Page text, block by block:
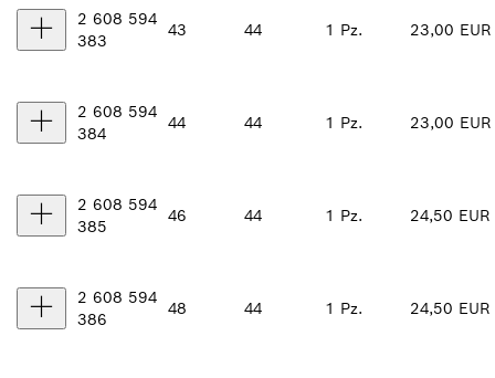
2 608 594
383
43 44 1 Pz. 23,00 EUR
2 608 594
384
44 44 1 Pz. 23,00 EUR
2 608 594
385
46 44 1 Pz. 24,50 EUR
2 608 594
386
48 44 1 Pz. 24,50 EUR